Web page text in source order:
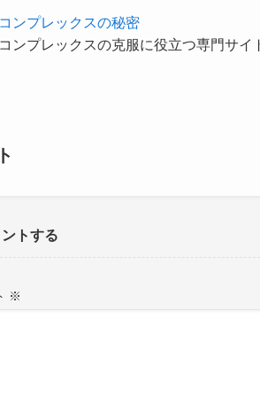
ンプレックスの秘密
コンプレックスの克服に役立つ専門サイ
トする
※